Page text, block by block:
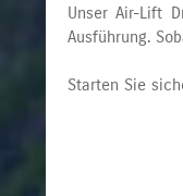
Unser Air-Lift
Ausführung.
Starten Sie